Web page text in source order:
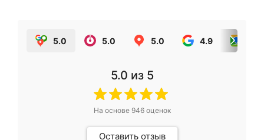
5.0 5.0 5.0 4.9
5.0 из 5
На основе 946оценок
Оставить отзыв